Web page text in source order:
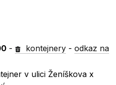
- kontejnery -odkaz na
v ulici Ženíškova x